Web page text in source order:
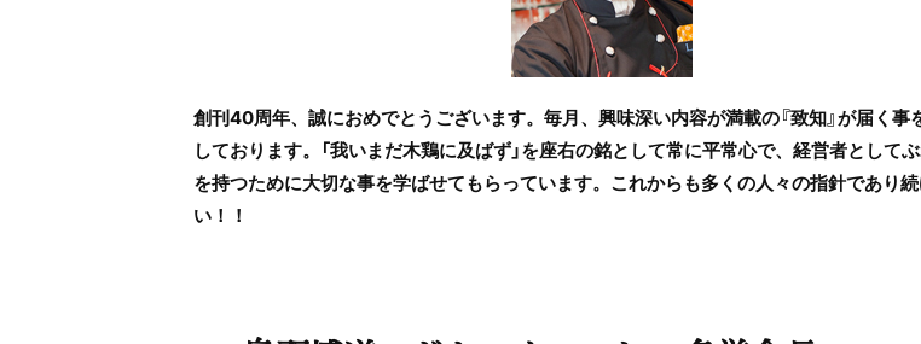
創刊40周年、誠におめでとうございます。毎月、興味深い内容が満載の『致知』が届く事
しております。「我いまだ木鶏に及ばず」を座右の銘として常に平常心で、経営者として
を持つために大切な事を学ばせてもらっています。これからも多くの人々の指針であり
い！！